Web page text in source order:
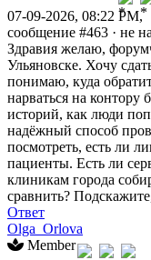
07-09-2026, 08:22 PM,
сообщение #463 · не
Здравия желаю,
Ульяновске. Хочу
понимаю, куда
нарваться на контору
историй, как люди
надёжный способ
посмотреть, есть ли
пациенты. Есть ли
клиникам города
сравнить?
Ответ
Olga_Orlova
Member